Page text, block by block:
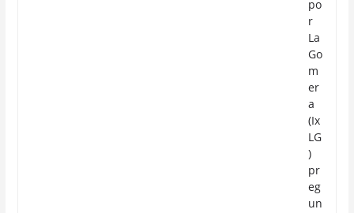
po
r
La
Go
m
er
a
(Ix
LG
)
pr
eg
un